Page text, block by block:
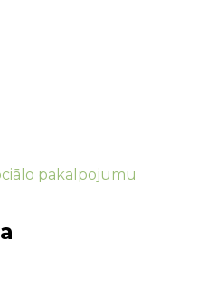
pakalpojumu